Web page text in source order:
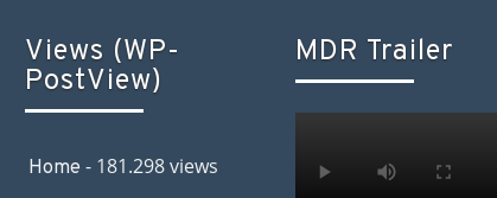
Views (WP-
PostView)
Home - 181.298 views
MDR Trailer